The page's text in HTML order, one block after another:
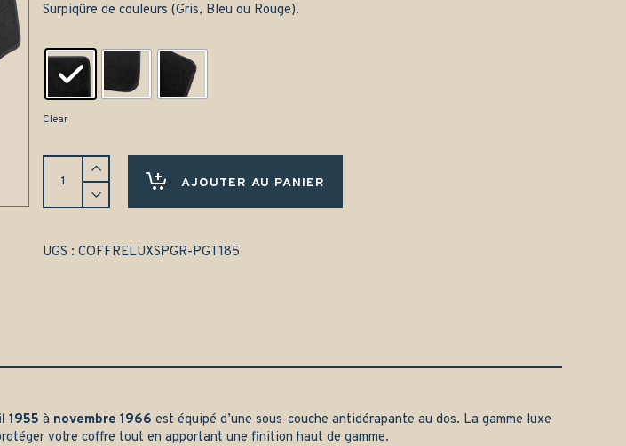
Surpiqûre de couleurs (Gris, Bleu ou Rouge).
Clear
Tapis
(1955-
AJOUTER AU PANIER
UGS : COFFRELUXSPGR-PGT185
1955 à novembre 1966 est équipé d’une sous-couche antidérapante au dos. La gamme luxe
votre coffre tout en apportant une finition haut de gamme.